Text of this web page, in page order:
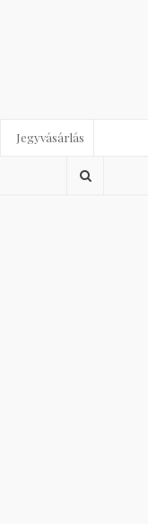
Jegyvásárlás